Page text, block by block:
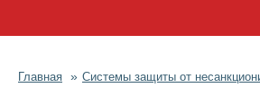
Главная Системы защиты от